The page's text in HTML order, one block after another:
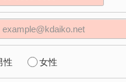
性 女性